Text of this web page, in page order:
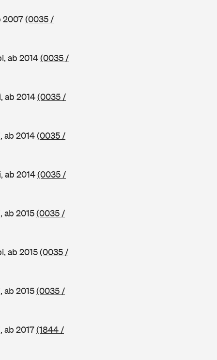
2007(0035 /
ab 2014(0035 /
ab 2014(0035 /
ab 2014(0035 /
ab 2014(0035 /
ab 2015(0035 /
ab 2015(0035 /
ab 2015(0035 /
ab 2017(1844 /